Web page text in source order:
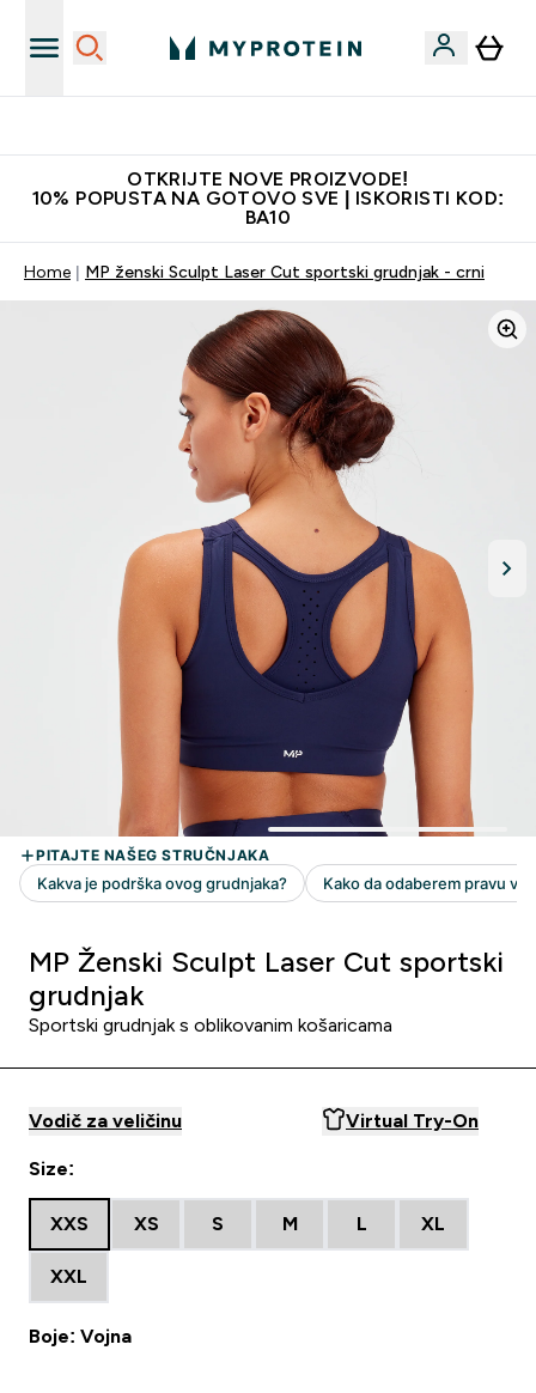
OTKRIJTE NOVE PROIZVODE!
10% POPUSTA NA GOTOVO SVE | ISKORISTI KOD:
BA10
Home MP ženski Sculpt Laser Cut sportski grudnjak - crni
MP Ženski Sculpt Laser Cut sportski
grudnjak
Sportski grudnjak s oblikovanim košaricama
Vodič za veličinu Virtual Try-On
Size:
XXS XS S M L XL
XXL
Boje: Vojna